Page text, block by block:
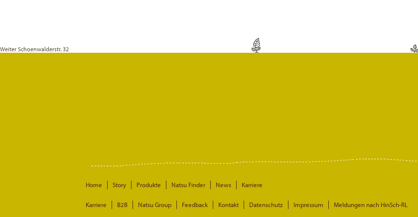
Weiter Schoenwalderstr. 32
Home Story Produkte Natsu Finder News Karriere
Karriere B2B Natsu Group Feedback Kontakt Datenschutz Impressum Meldungen nach HinSch-RL